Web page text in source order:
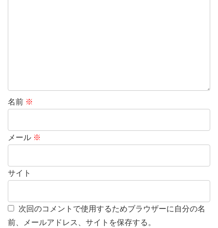
名前 ※
メール ※
サイト
次回のコメントで使用するためブラウザーに自分の名
前、メールアドレス、サイトを保存する。